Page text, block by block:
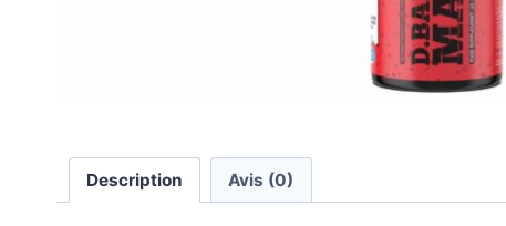
Description Avis (0)